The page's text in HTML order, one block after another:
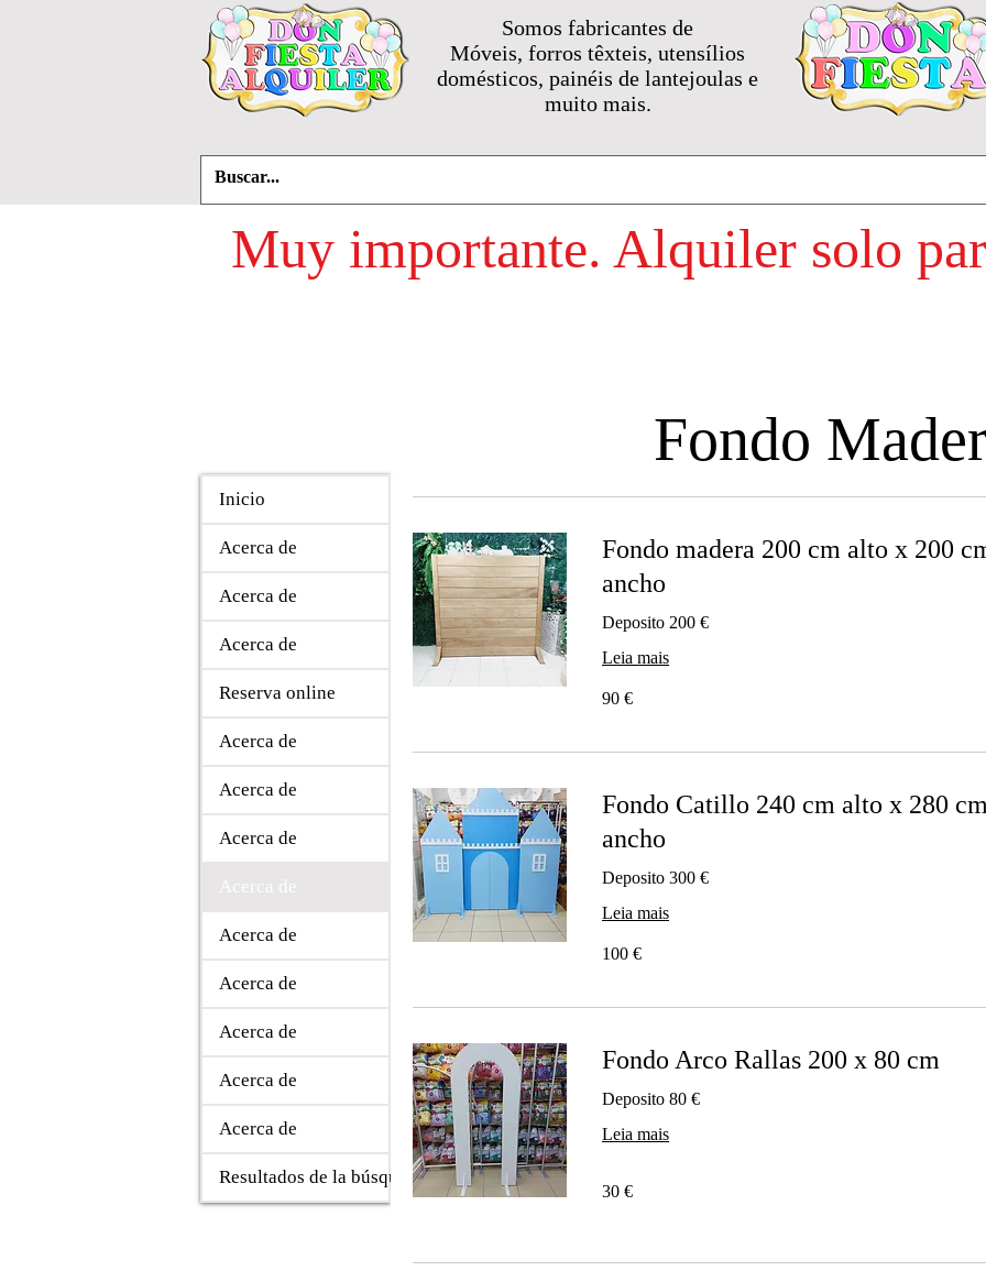
Somos fabricantes de
Móveis, forros têxteis, utensílios
domésticos, painéis de lantejoulas e
muito mais.
Fondo
Inicio
Acerca de
Acerca de
Acerca de
Reserva online
Acerca de
Acerca de
Acerca de
Acerca de
Acerca de
Acerca de
Acerca de
Acerca de
Acerca de
Resultados de la búsqueda
Fondo madera 200 cm alto x 200
ancho
Deposito 200 €
Leia mais
euros
90 €
Fondo Catillo 240 cm alto x 280 cm
ancho
Deposito 300 €
Leia mais
euros
100 €
Fondo Arco Rallas 200 x 80 cm
Deposito 80 €
Leia mais
euros
30 €
Muy importante. Alquiler solo